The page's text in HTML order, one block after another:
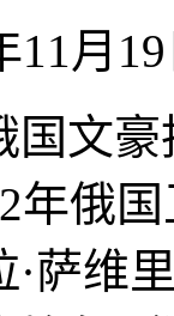
11月
文豪
年俄
萨维